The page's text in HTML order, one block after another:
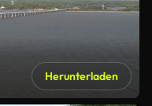
Herunterladen